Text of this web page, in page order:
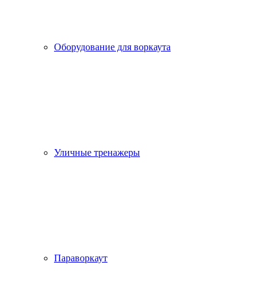
Оборудование для воркаута
Уличные тренажеры
Параворкаут